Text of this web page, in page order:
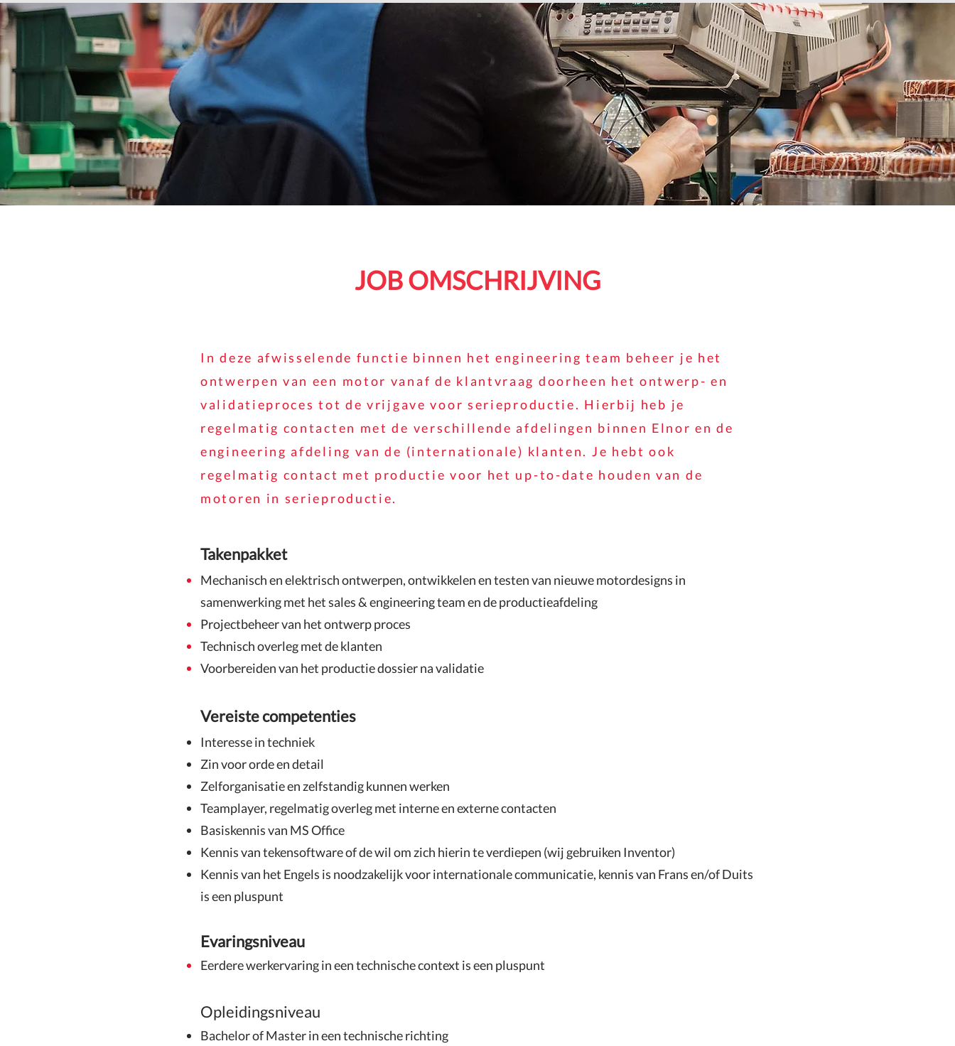
JOB OMSCHRIJVING
In deze afwisselende functie binnen het engineering team beheer je het
ontwerpen van een motor vanaf de klantvraag doorheen het ontwerp- en
validatieproces tot de vrijgave voor serieproductie. Hierbij heb je
regelmatig contacten met de verschillende afdelingen binnen Elnor en de
engineering afdeling van de (internationale) klanten. Je hebt ook
regelmatig contact met productie voor het up-to-date houden van de
motoren in serieproductie.
Takenpakket
Mechanisch en elektrisch ontwerpen, ontwikkelen en testen van nieuwe motordesigns in
samenwerking met het sales & engineering team en de productieafdeling
Projectbeheer van het ontwerp proces
Technisch overleg met de klanten
Voorbereiden van het productie dossier na validatie
Vereiste competenties
Interesse in techniek
Zin voor orde en detail
Zelforganisatie en zelfstandig kunnen werken
Teamplayer, regelmatig overleg met interne en externe contacten
Basiskennis van MS Office
Kennis van tekensoftware of de wil om zich hierin te verdiepen (wij gebruiken Inventor)
Kennis van het Engels is noodzakelijk voor internationale communicatie, kennis van Frans en/of Duits
is een pluspunt
Evaringsniveau
Eerdere werkervaring in een technische context is een pluspunt
Opleidingsniveau
Bachelor of Master in een technische richting